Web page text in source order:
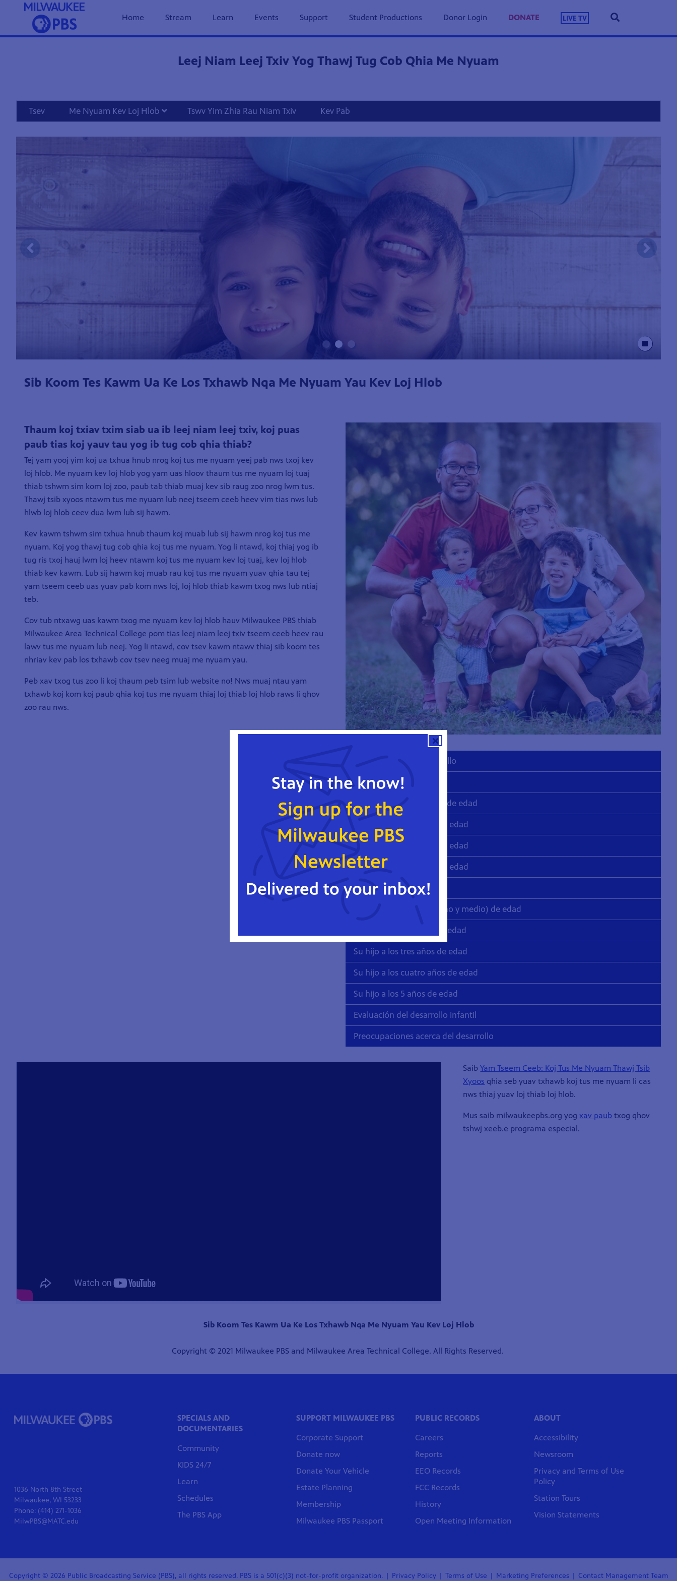
Home Stream Learn Events Support Student Productions Donor Login DONATE LIVE TV
Leej Niam Leej Txiv Yog Thawj Tug Cob Qhia Me Nyuam
Tsev Me Nyuam Kev Loj Hlob Tswv Yim Zhia Rau Niam Txiv Kev Pab
Stop Animation
Sib Koom Tes Kawm Ua Ke Los Txhawb Nqa Me Nyuam Yau Kev Loj Hlob
Thaum koj txiav txim siab ua ib leej niam leej txiv, koj puas
paub tias koj yauv tau yog ib tug cob qhia thiab?
Tej yam yooj yim koj ua txhua hnub nrog koj tus me nyuam yeej pab nws txoj kev
loj hlob. Me nyuam kev loj hlob yog yam uas hloov thaum tus me nyuam loj tuaj
thiab tshwm sim kom loj zoo, paub tab thiab muaj kev sib raug zoo nrog lwm tus.
Thawj tsib xyoos ntawm tus me nyuam lub neej tseem ceeb heev vim tias nws lub
hlwb loj hlob ceev dua lwm lub sij hawm.
Kev kawm tshwm sim txhua hnub thaum koj muab lub sij hawm nrog koj tus me
nyuam. Koj yog thawj tug cob qhia koj tus me nyuam. Yog li ntawd, koj thiaj yog ib
tug ris txoj hauj lwm loj heev ntawm koj tus me nyuam kev loj tuaj, kev loj hlob
thiab kev kawm. Lub sij hawm koj muab rau koj tus me nyuam yuav qhia tau tej
yam tseem ceeb uas yuav pab kom nws loj, loj hlob thiab kawm txog nws lub ntiaj
teb.
Cov tub ntxawg uas kawm txog me nyuam kev loj hlob hauv Milwaukee PBS thiab
Milwaukee Area Technical College pom tias leej niam leej txiv tseem ceeb heev rau
lawv tus me nyuam lub neej. Yog li ntawd, cov tsev kawm ntawv thiaj sib koom tes
nhriav kev pab los txhawb cov tsev neeg muaj me nyuam yau.
Peb xav txog tus zoo li koj thaum peb tsim lub website no! Nws muaj ntau yam
txhawb koj kom koj paub qhia koj tus me nyuam thiaj loj thiab loj hlob raws li qhov
zoo rau nws.
Fundemento del desarrollo
Edades y Etapas
Su bebé a los dos meses de edad
Su bebé a los 4 meses de edad
Su bebé a los 6 meses de edad
Su bebé a los 9 meses de edad
Su bebé a 1 año de edad
Su hijo a los 18 meses (año y medio) de edad
Su hija a los dos años de edad
Su hijo a los tres años de edad
Su hijo a los cuatro años de edad
Su hijo a los 5 años de edad
Evaluación del desarrollo infantil
Preocupaciones acerca del desarrollo
SaibYam Tseem Ceeb: Koj Tus Me Nyuam Thawj Tsib
Xyoos qhia seb yuav txhawb koj tus me nyuam li cas
nws thiaj yuav loj thiab loj hlob.
Mus saib milwaukeepbs.org yogxav paub txog qhov
tshwj xeeb.e programa especial.
Sib Koom Tes Kawm Ua Ke Los Txhawb Nqa Me Nyuam Yau Kev Loj Hlob
Copyright © 2021 Milwaukee PBS and Milwaukee Area Technical College. All Rights Reserved.
1036 North 8th Street
Milwaukee, WI 53233
Phone: (414) 271-1036
MilwPBS@MATC.edu
SPECIALS AND
DOCUMENTARIES
Community
KIDS 24/7
Learn
Schedules
The PBS App
SUPPORT MILWAUKEE PBS
Corporate Support
Donate now
Donate Your Vehicle
Estate Planning
Membership
Milwaukee PBS Passport
PUBLIC RECORDS
Careers
Reports
EEO Records
FCC Records
History
Open Meeting Information
ABOUT
Accessibility
Newsroom
Privacy and Terms of Use
Policy
Station Tours
Vision Statements
Copyright © 2026 Public Broadcasting Service (PBS), all rights reserved. PBS is a 501(c)(3) not-for-profit organization. Privacy Policy Terms of Use Marketing Preferences Contact Management Team